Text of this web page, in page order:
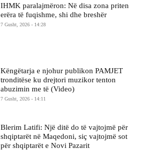
IHMK paralajmëron: Në disa zona priten
erëra të fuqishme, shi dhe breshër
7 Gusht, 2026 - 14:28
Këngëtarja e njohur publikon PAMJET
tronditëse ku drejtori muzikor tenton
abuzimin me të (Video)
7 Gusht, 2026 - 14:11
Blerim Latifi: Një ditë do të vajtojmë për
shqiptarët në Maqedoni, siç vajtojmë sot
për shqiptarët e Novi Pazarit